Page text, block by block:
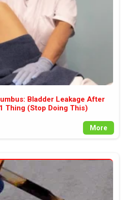
Bladder Leakage After
Thing (Stop Doing This)
More